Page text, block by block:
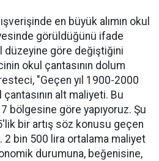
en büyük alımın okul
görüldüğünü ifade
düzeyine göre değiştiğini
okul çantasının dolum
"Geçen yıl 1900-2000
çantasının alt maliyeti. Bu
bölgesine göre yapıyoruz. Şu
bir artış söz konusu geçen
2 bin 500 lira ortalama maliyet
durumuna, beğenisine,